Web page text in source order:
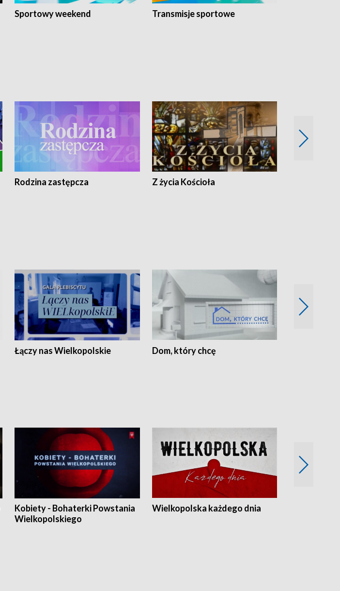
Sportowy weekend Transmisje sportowe
Rodzina zastępcza Z życia Kościoła
Łączy nas Wielkopolskie Dom, który chcę
Kobiety - Bohaterki Powstania
Wielkopolskiego
Wielkopolska każdego dnia